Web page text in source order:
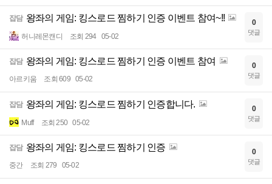
잡담 왕좌의 게임: 킹스로드 찜하기 인증 이벤트 참여~!!
허니레몬캔디 조회 294 05-02
0
댓글
잡담 왕좌의 게임: 킹스로드 찜하기 인증 이벤트 참여
아르키움 조회 609 05-02
0
댓글
잡담 왕좌의 게임: 킹스로드 찜하기 인증합니다.
Muff 조회 250 05-02
0
댓글
잡담 왕좌의 게임: 킹스로드 찜하기 인증
중간 조회 279 05-02
0
댓글